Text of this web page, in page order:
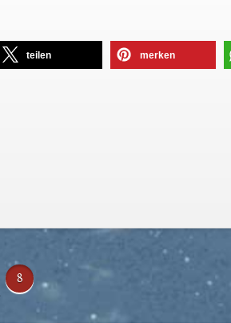
teilen merken
8